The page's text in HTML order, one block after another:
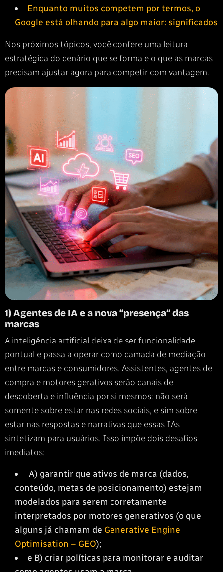
Enquanto muitos competem por termos, o
Google está olhando para algo maior: significados
Nos próximos tópicos, você confere uma leitura
estratégica do cenário que se forma e o que as marcas
precisam ajustar agora para competir com vantagem.
1) Agentes de IA e a nova “presença” das
marcas
A inteligência artificial deixa de ser funcionalidade
pontual e passa a operar como camada de mediação
entre marcas e consumidores. Assistentes, agentes de
compra e motores gerativos serão canais de
descoberta e influência por si mesmos: não será
somente sobre estar nas redes sociais, e sim sobre
estar nas respostas e narrativas que essas IAs
sintetizam para usuários. Isso impõe dois desafios
imediatos:
A) garantir que ativos de marca (dados,
conteúdo, metas de posicionamento) estejam
modelados para serem corretamente
interpretados por motores generativos (o que
alguns já chamam de Generative Engine
Optimisation – GEO);
e B) criar políticas para monitorar e auditar